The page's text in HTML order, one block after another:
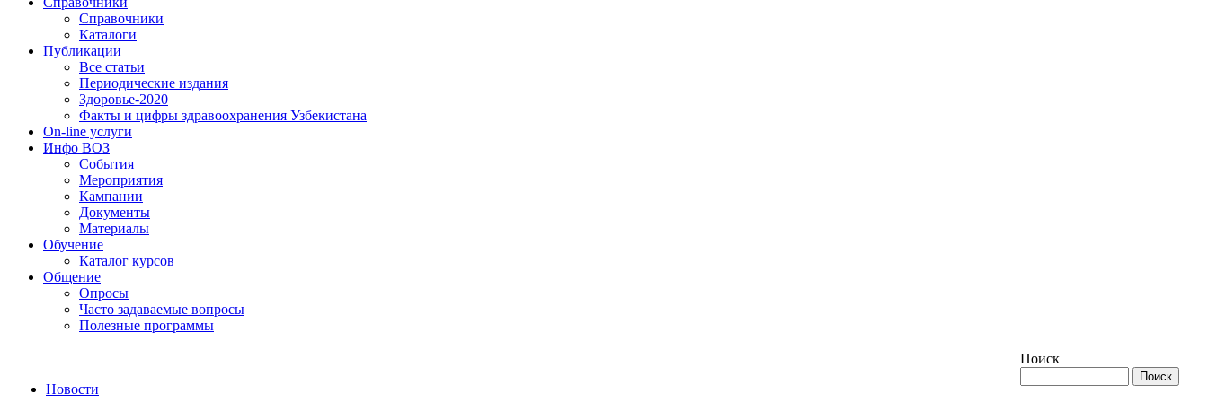
Справочники
Каталоги
Публикации
Все статьи
Периодические издания
Здоровье-2020
Факты и цифры здравоохранения Узбекистана
On-line услуги
Инфо ВОЗ
События
Мероприятия
Кампании
Документы
Материалы
Обучение
Каталог курсов
Общение
Опросы
Часто задаваемые вопросы
Полезные программы
Новости
Поиск